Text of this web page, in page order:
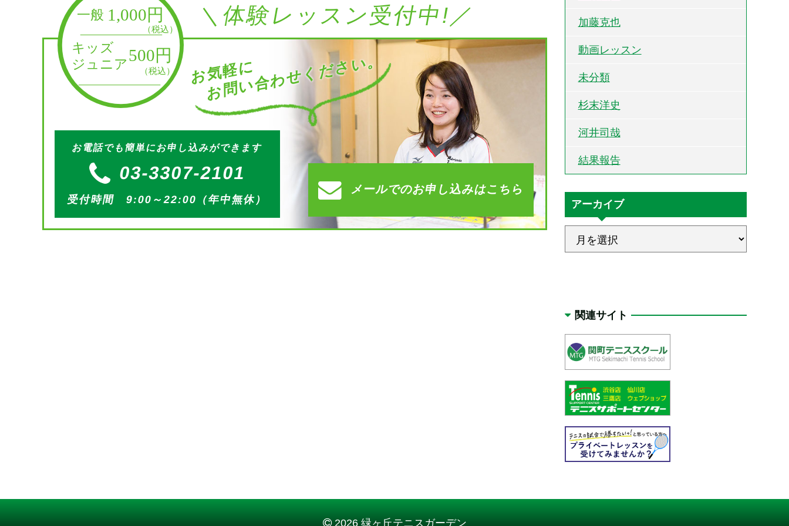
＼体験レッスン受付中!／
お気軽に
お問い合わせください。
お電話でも簡単にお申し込みができます
03-3307-2101
受付時間 9:00～22:00（年中無休）
メールでのお申し込みはこちら
加藤克也
動画レッスン
未分類
杉末洋史
河井司哉
結果報告
アーカイブ
関連サイト
2026 緑ヶ丘テニスガーデン